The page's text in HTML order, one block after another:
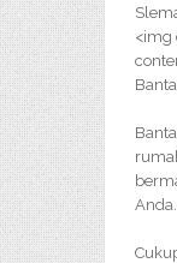
<img
Anda.